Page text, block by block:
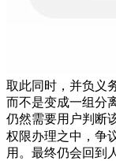
取此同时，并负义
而不是变成一组分
仍然需要用户判断
权限办理之中，争
用。最终仍会回到